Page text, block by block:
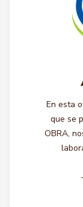
En esta
que se
OBRA,